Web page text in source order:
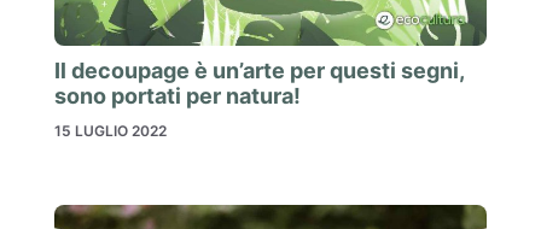
Il decoupage è un’arte per questi segni,
sono portati per natura!
15 LUGLIO 2022